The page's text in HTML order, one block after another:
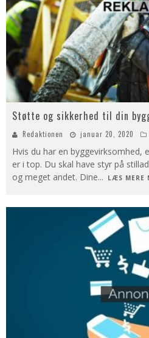
Støtte og sikkerhed til din
Redaktionen januar 20, 2020
Hvis du har en byggevirksomhed,
er i top. Du skal have styr på
og meget andet. Dine... LÆS MERE